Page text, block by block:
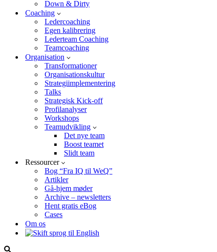
Down & Dirty
Coaching
Ledercoaching
Egen kalibrering
Lederteam Coaching
Teamcoaching
Organisation
Transformationer
Organisationskultur
Strategiimplementering
Talks
Strategisk Kick-off
Profilanalyser
Workshops
Teamudvikling
Det nye team
Boost teamet
Slidt team
Ressourcer
Bog “Fra IQ til WeQ”
Artikler
Gå-hjem møder
Archive – newsletters
Hent gratis eBog
Cases
Om os